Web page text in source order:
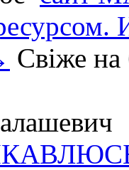
Свіже на